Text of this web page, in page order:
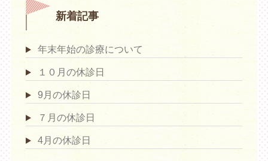
新着記事
年末年始の診療について
１０月の休診日
9月の休診日
７月の休診日
4月の休診日